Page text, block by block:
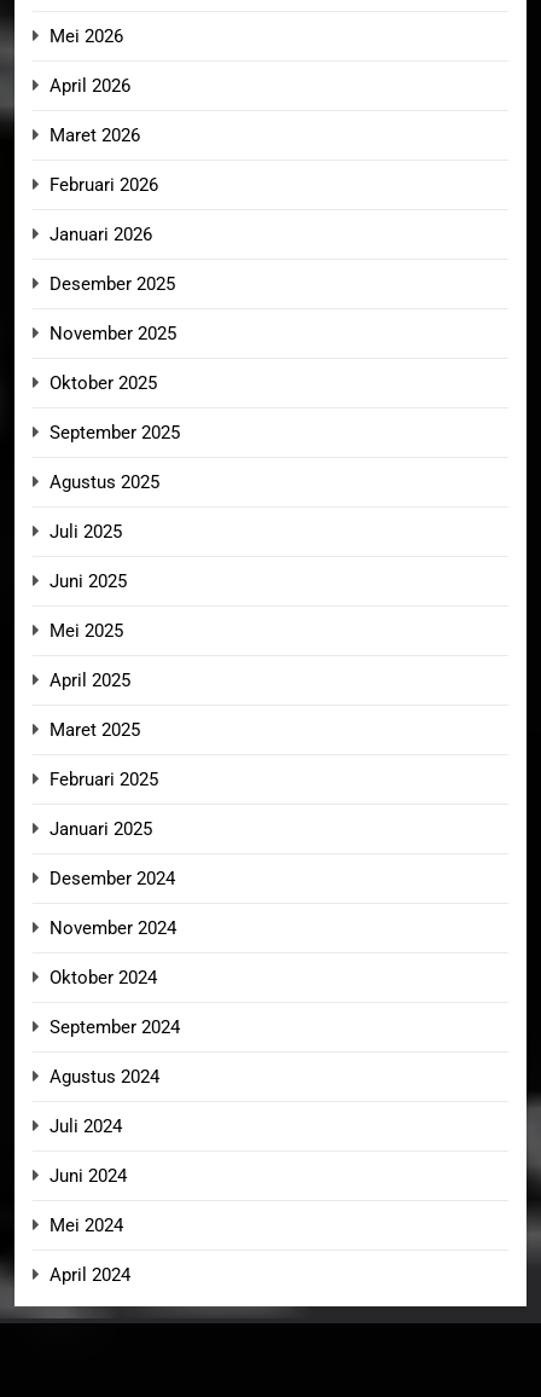
Mei 2026
April 2026
Maret 2026
Februari 2026
Januari 2026
Desember 2025
November 2025
Oktober 2025
September 2025
Agustus 2025
Juli 2025
Juni 2025
Mei 2025
April 2025
Maret 2025
Februari 2025
Januari 2025
Desember 2024
November 2024
Oktober 2024
September 2024
Agustus 2024
Juli 2024
Juni 2024
Mei 2024
April 2024